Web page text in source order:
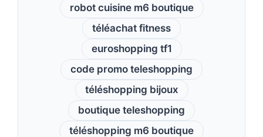
robot cuisine m6 boutique
téléachat fitness
euroshopping tf1
code promo teleshopping
téléshopping bijoux
boutique teleshopping
téléshopping m6 boutique